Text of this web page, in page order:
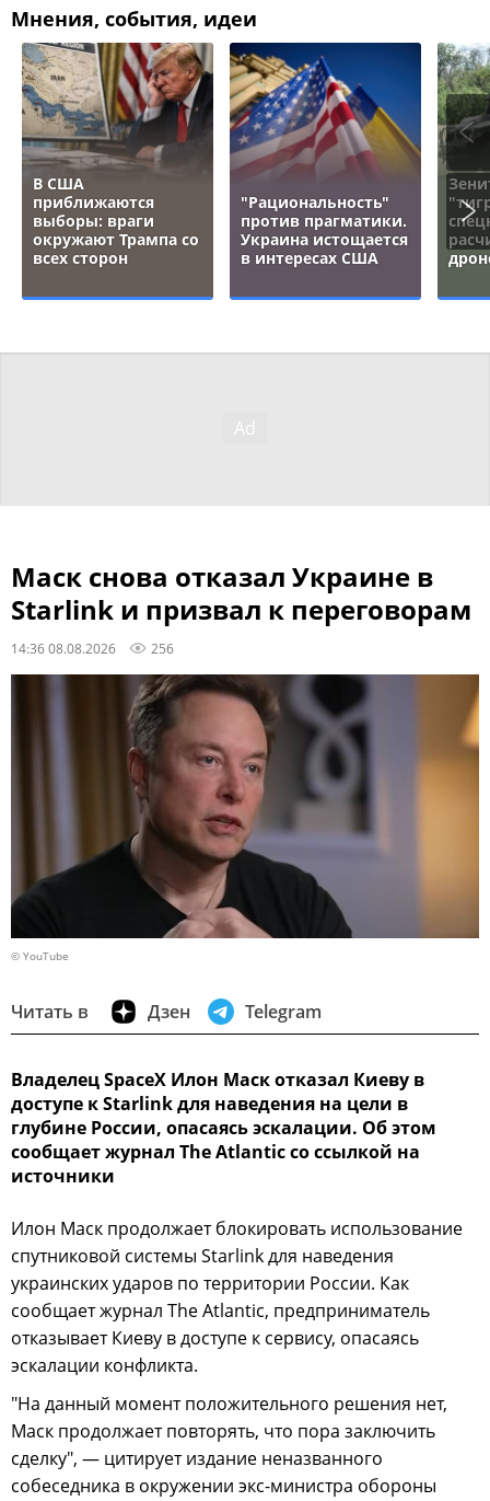
Мнения, события, идеи
В США
приближаются
выборы: враги
окружают Трампа со
всех сторон
"Рациональность"
против прагматики.
Украина истощается
в интересах США
Маск снова отказал Украине в
Starlink и призвал к переговорам
14:36 08.08.2026 256
© YouTube
Читать в Дзен Telegram
Владелец SpaceX Илон Маск отказал Киеву в
доступе к Starlink для наведения на цели в
глубине России, опасаясь эскалации. Об этом
сообщает журнал The Atlantic со ссылкой на
источники
Илон Маск продолжает блокировать использование
спутниковой системы Starlink для наведения
украинских ударов по территории России. Как
сообщает журнал The Atlantic, предприниматель
отказывает Киеву в доступе к сервису, опасаясь
эскалации конфликта.
"На данный момент положительного решения нет,
Маск продолжает повторять, что пора заключить
сделку", — цитирует издание неназванного
собеседника в окружении экс-министра обороны